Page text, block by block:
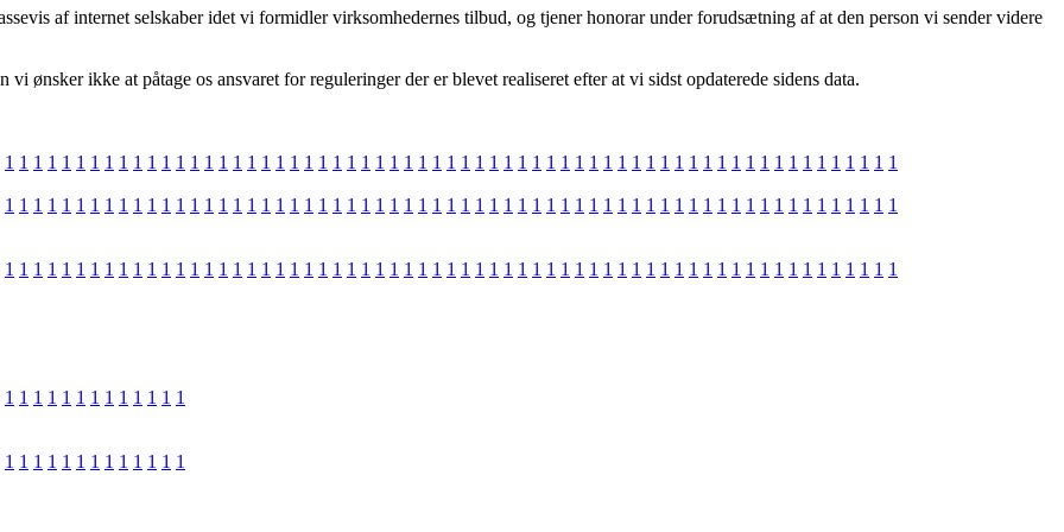
af internet selskaber idet vi formidler virksomhedernes tilbud, og tjener honorar under forudsætning af at den person vi sender videre
ønsker ikke at påtage os ansvaret for reguleringer der er blevet realiseret efter at vi sidst opdaterede sidens data.
1 1 1 1 1 1 1 1 1 1 1 1 1 1 1 1 1 1 1 1 1 1 1 1 1 1 1 1 1 1 1 1 1 1 1 1 1 1 1 1 1 1 1 1 1 1 1 1 1 1 1 1 1 1 1 1 1 1 1 1 1 1 1
1 1 1 1 1 1 1 1 1 1 1 1 1 1 1 1 1 1 1 1 1 1 1 1 1 1 1 1 1 1 1 1 1 1 1 1 1 1 1 1 1 1 1 1 1 1 1 1 1 1 1 1 1 1 1 1 1 1 1 1 1 1 1
1 1 1 1 1 1 1 1 1 1 1 1 1 1 1 1 1 1 1 1 1 1 1 1 1 1 1 1 1 1 1 1 1 1 1 1 1 1 1 1 1 1 1 1 1 1 1 1 1 1 1 1 1 1 1 1 1 1 1 1 1 1 1
1 1 1 1 1 1 1 1 1 1 1 1 1
1 1 1 1 1 1 1 1 1 1 1 1 1